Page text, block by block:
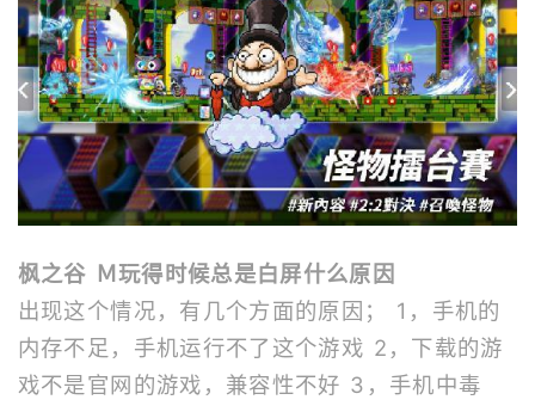
枫之谷 Ｍ玩得时候总是白屏什么原因
出现这个情况，有几个方面的原因； 1，手机的
内存不足，手机运行不了这个游戏 2，下载的游
戏不是官网的游戏，兼容性不好 3，手机中毒